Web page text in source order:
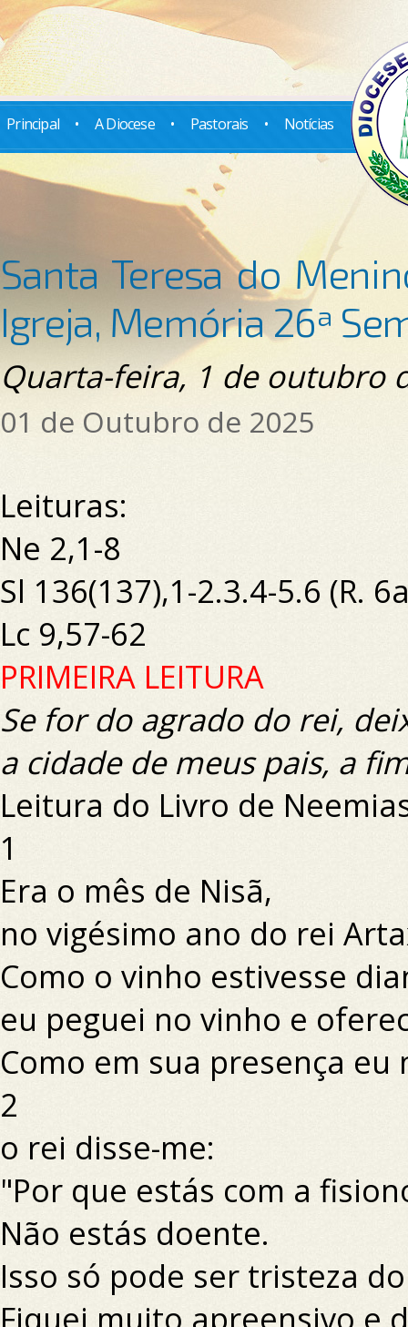
Principal • A Diocese • Pastorais • Notícias
Santa Teresa do
Igreja, Memória 26ª
Quarta-feira, 1 de outubro
01 de Outubro de 2025
Leituras:
Ne 2,1-8
Sl 136(137),1-2.3.4-5.6 (R.
Lc 9,57-62
PRIMEIRA LEITURA
Se for do agrado do rei,
a cidade de meus pais, a
Leitura do Livro de
1
Era o mês de Nisã,
no vigésimo ano do rei
Como o vinho estivesse
eu peguei no vinho e
Como em sua presença
2
o rei disse-me:
"Por que estás com a
Não estás doente.
Isso só pode ser tristeza
Fiquei muito apreensivo e